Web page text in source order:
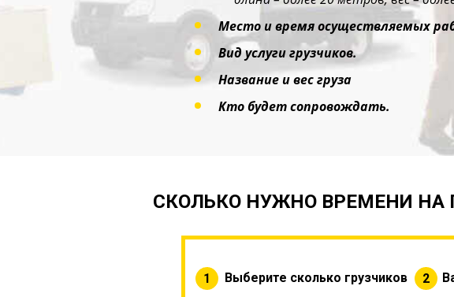
Место и время осуществляемых
Вид услуги грузчиков.
Название и вес груза
Кто будет сопровождать.
СКОЛЬКО НУЖНО ВРЕМЕНИ НА
Выберите сколько грузчиков